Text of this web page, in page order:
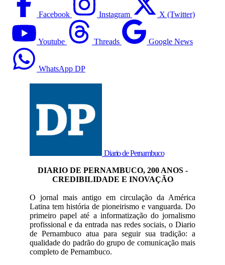
Facebook Instagram X (Twitter)
Youtube Threads Google News
WhatsApp DP
Diario de Pernambuco
DIARIO DE PERNAMBUCO, 200 ANOS -
CREDIBILIDADE E INOVAÇÃO
O jornal mais antigo em circulação da América
Latina tem história de pioneirismo e vanguarda. Do
primeiro papel até a informatização do jornalismo
profissional e da entrada nas redes sociais, o Diario
de Pernambuco atua para seguir sua tradição: a
qualidade do padrão do grupo de comunicação mais
completo de Pernambuco.